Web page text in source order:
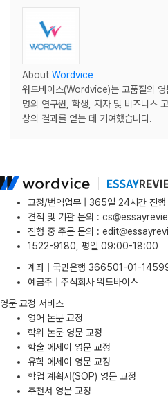
About Wordvice
워드바이스(Wordvice)는 고품질의 영
명의 연구원, 학생, 저자 및 비즈니스
상의 결과를 얻는 데 기여했습니다.
교정/번역업무 | 365일 24시간 진행
견적 및 기관 문의 :
진행 중 주문 문의 :
1522-9180, 평일 09:00-18:00
계좌 | 국민은행 366501-01-
예금주 | 주식회사 워드바이스
영문 교정 서비스
영어 논문 교정
학위 논문 영문 교정
학술 에세이 영문 교정
유학 에세이 영문 교정
학업 계획서(SOP) 영문 교정
추천서 영문 교정